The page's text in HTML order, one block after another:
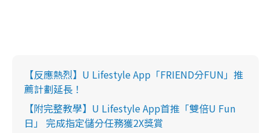
【反應熱烈】U Lifestyle App「FRIEND分FUN」推
薦計劃延長！
【附完整教學】U Lifestyle App首推「雙倍U Fun
日」 完成指定儲分任務獲2X獎賞